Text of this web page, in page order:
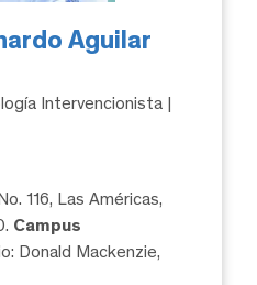
Aguilar
Intervencionista |
116, Las Américas,
Campus
Donald Mackenzie,